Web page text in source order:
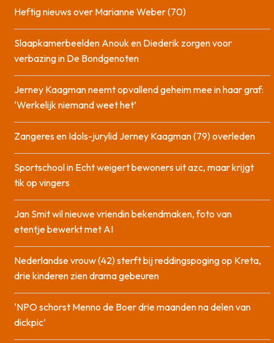
Heftig nieuws over Marianne Weber (70)
Slaapkamerbeelden Anouk en Diederik zorgen voor
verbazing in De Bondgenoten
Jerney Kaagman neemt opvallend geheim mee in haar graf:
‘Werkelijk niemand weet het’
Zangeres en Idols-jurylid Jerney Kaagman (79) overleden
Sportschool in Echt weigert bewoners uit azc, maar krijgt
tik op vingers
Jan Smit wil nieuwe vriendin bekendmaken, foto van
etentje bewerkt met AI
Nederlandse vrouw (42) sterft bij reddingspoging op Kreta,
drie kinderen zien drama gebeuren
‘NPO schorst Menno de Boer drie maanden na delen van
dickpic’